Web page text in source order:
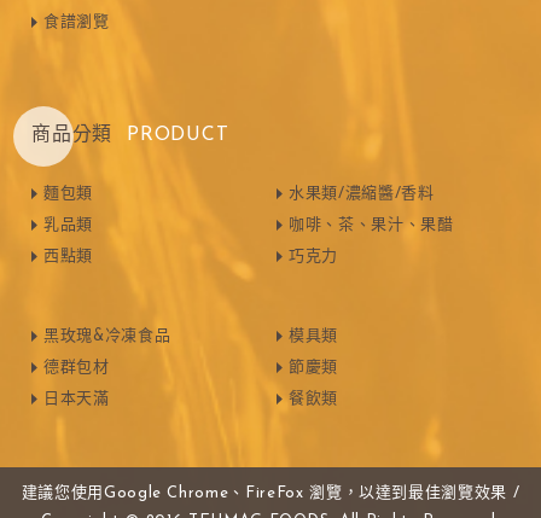
食譜瀏覽
商品分類 PRODUCT
麵包類
乳品類
西點類
水果類/濃縮醬/香料
咖啡、茶、果汁、果醋
巧克力
黑玫瑰&冷凍食品
德群包材
日本天滿
模具類
節慶類
餐飲類
建議您使用Google Chrome、FireFox 瀏覽，以達到最佳瀏覽效果 /